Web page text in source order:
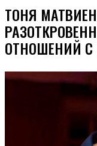
ТОНЯ
ОТНОШЕНИЙ